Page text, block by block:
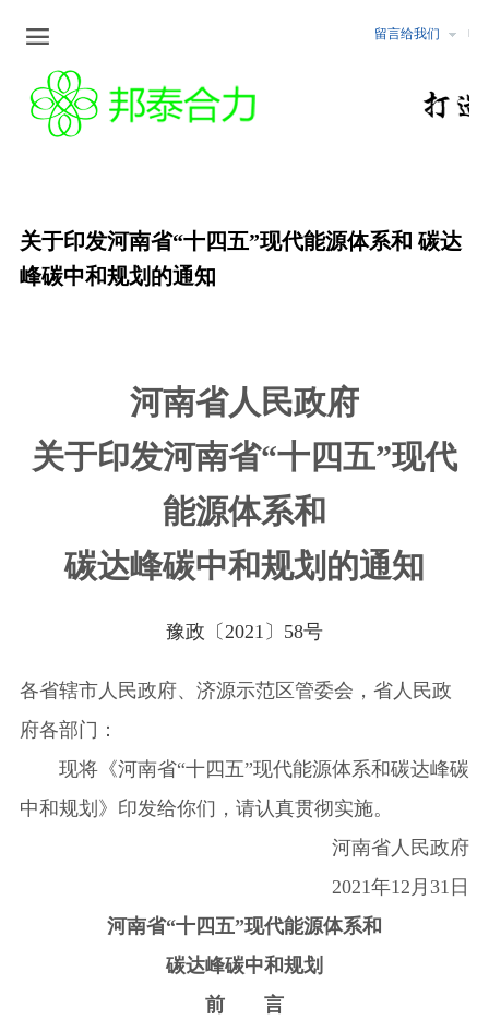
留言给我们
企业文化
企业文化
新闻中心
最新动态
公告公示
化工
煤矿
服务范围
安全评价
水土保持/土地复垦方案编制
环境监测与评价
邦泰云安全
关于印发河南省“十四五”现代能源体系和 碳达
峰碳中和规划的通知
河南省人民政府
关于印发河南省“十四五”现代
能源体系和
碳达峰碳中和规划的通知
豫政〔2021〕58号
各省辖市人民政府、济源示范区管委会，省人民政
府各部门：
现将《河南省“十四五”现代能源体系和碳达峰碳
中和规划》印发给你们，请认真贯彻实施。
河南省人民政府
2021年12月31日
河南省“十四五”现代能源体系和
碳达峰碳中和规划
前 言